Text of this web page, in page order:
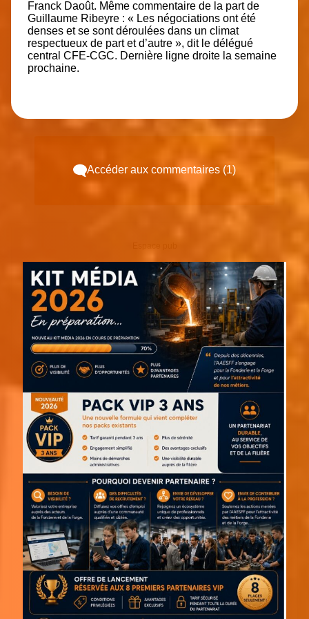
Franck Daoût. Même commentaire de la part de
Guillaume Ribeyre : « Les négociations ont été
denses et se sont déroulées dans un climat
respectueux de part et d’autre », dit le délégué
central CFE-CGC. Dernière ligne droite la semaine
prochaine.
Accéder aux commentaires (1)